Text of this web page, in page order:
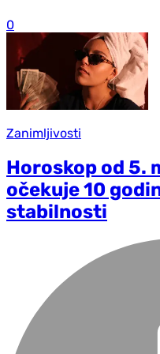
0
Zanimljivosti
Horoskop od 5.
očekuje 10
stabilnosti